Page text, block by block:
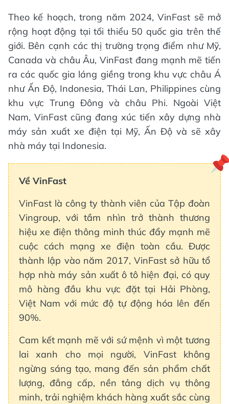
Theo kế hoạch, trong năm 2024, VinFast sẽ mở
rộng hoạt động tại tối thiểu 50 quốc gia trên thế
giới. Bên cạnh các thị trường trọng điểm như Mỹ,
Canada và châu Âu, VinFast đang mạnh mẽ tiến
ra các quốc gia láng giềng trong khu vực châu Á
như Ấn Độ, Indonesia, Thái Lan, Philippines cùng
khu vực Trung Đông và châu Phi. Ngoài Việt
Nam, VinFast cũng đang xúc tiến xây dựng nhà
máy sản xuất xe điện tại Mỹ, Ấn Độ và sẽ xây
nhà máy tại Indonesia.
Về VinFast
VinFast là công ty thành viên của Tập đoàn
Vingroup, với tầm nhìn trở thành thương
hiệu xe điện thông minh thúc đẩy mạnh mẽ
cuộc cách mạng xe điện toàn cầu. Được
thành lập vào năm 2017, VinFast sở hữu tổ
hợp nhà máy sản xuất ô tô hiện đại, có quy
mô hàng đầu khu vực đặt tại Hải Phòng,
Việt Nam với mức độ tự động hóa lên đến
90%.
Cam kết mạnh mẽ với sứ mệnh vì một tương
lai xanh cho mọi người, VinFast không
ngừng sáng tạo, mang đến sản phẩm chất
lượng, đẳng cấp, nền tảng dịch vụ thông
minh, trải nghiệm khách hàng xuất sắc cùng